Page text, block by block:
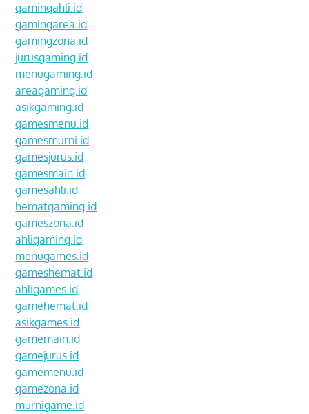
gamingahli.id
gamingarea.id
gamingzona.id
jurusgaming.id
menugaming.id
areagaming.id
asikgaming.id
gamesmenu.id
gamesmurni.id
gamesjurus.id
gamesmain.id
gamesahli.id
hematgaming.id
gameszona.id
ahligaming.id
menugames.id
gameshemat.id
ahligames.id
gamehemat.id
asikgames.id
gamemain.id
gamejurus.id
gamemenu.id
gamezona.id
murnigame.id